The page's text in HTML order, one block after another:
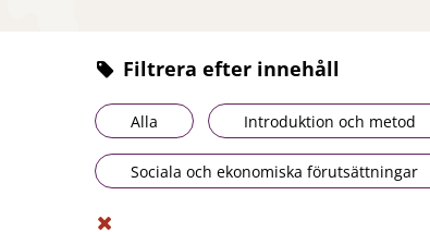
Filtrera efter innehåll
Alla Introduktion och metod
Sociala och ekonomiska förutsättningar